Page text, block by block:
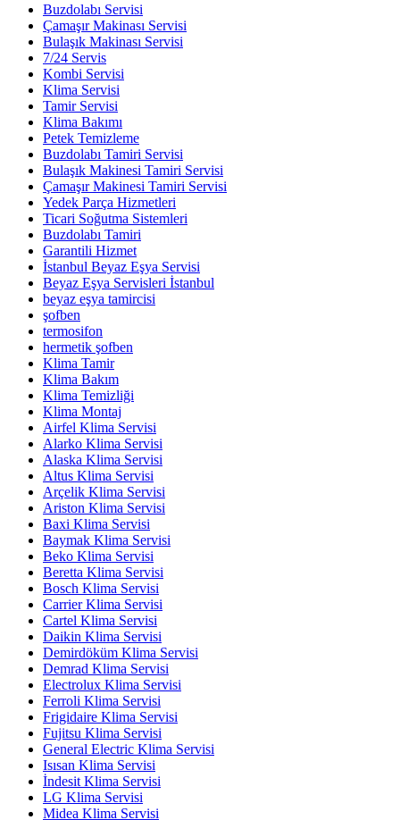
Buzdolabı Servisi
Çamaşır Makinası Servisi
Bulaşık Makinası Servisi
7/24 Servis
Kombi Servisi
Klima Servisi
Tamir Servisi
Klima Bakımı
Petek Temizleme
Buzdolabı Tamiri Servisi
Bulaşık Makinesi Tamiri Servisi
Çamaşır Makinesi Tamiri Servisi
Yedek Parça Hizmetleri
Ticari Soğutma Sistemleri
Buzdolabı Tamiri
Garantili Hizmet
İstanbul Beyaz Eşya Servisi
Beyaz Eşya Servisleri İstanbul
beyaz eşya tamircisi
şofben
termosifon
hermetik şofben
Klima Tamir
Klima Bakım
Klima Temizliği
Klima Montaj
Airfel Klima Servisi
Alarko Klima Servisi
Alaska Klima Servisi
Altus Klima Servisi
Arçelik Klima Servisi
Ariston Klima Servisi
Baxi Klima Servisi
Baymak Klima Servisi
Beko Klima Servisi
Beretta Klima Servisi
Bosch Klima Servisi
Carrier Klima Servisi
Cartel Klima Servisi
Daikin Klima Servisi
Demirdöküm Klima Servisi
Demrad Klima Servisi
Electrolux Klima Servisi
Ferroli Klima Servisi
Frigidaire Klima Servisi
Fujitsu Klima Servisi
General Electric Klima Servisi
Isısan Klima Servisi
İndesit Klima Servisi
LG Klima Servisi
Midea Klima Servisi